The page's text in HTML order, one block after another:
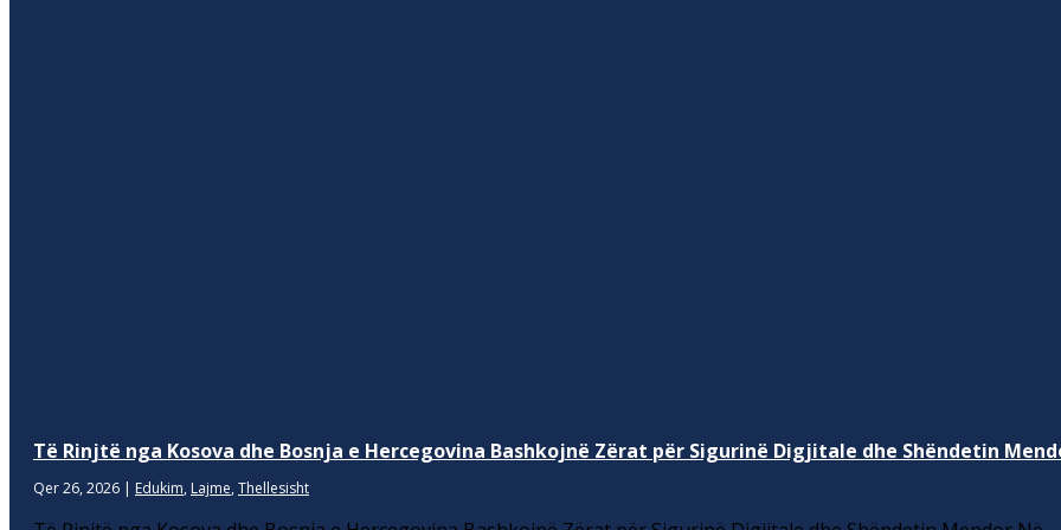
Të Rinjtë nga Kosova dhe Bosnja e Hercegovina Bashkojnë Zërat për Sigurinë Digjitale dhe Shëndetin
Qer 26, 2026 | Edukim, Lajme, Thellesisht